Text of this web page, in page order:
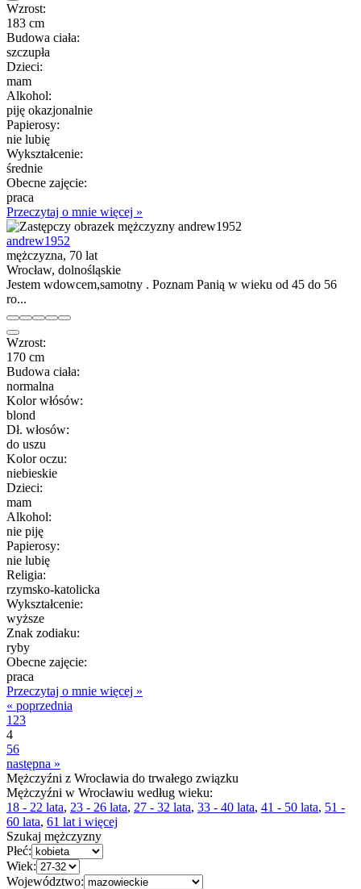
Wzrost:
183 cm
Budowa ciała:
szczupła
Dzieci:
mam
Alkohol:
piję okazjonalnie
Papierosy:
nie lubię
Wykształcenie:
średnie
Obecne zajęcie:
praca
Przeczytaj o mnie więcej »
andrew1952
mężczyzna, 70 lat
Wrocław, dolnośląskie
Jestem wdowcem,samotny . Poznam Panią w wieku od 45 do 56
ro...
Wzrost:
170 cm
Budowa ciała:
normalna
Kolor włósów:
blond
Dł. włosów:
do uszu
Kolor oczu:
niebieskie
Dzieci:
mam
Alkohol:
nie piję
Papierosy:
nie lubię
Religia:
rzymsko-katolicka
Wykształcenie:
wyższe
Znak zodiaku:
ryby
Obecne zajęcie:
praca
Przeczytaj o mnie więcej »
« poprzednia
1 23
4
56
następna »
Mężczyźni z Wrocławia do trwałego związku
Mężczyźni w Wrocławiu według wieku:
18 - 22 lata, 23 - 26 lata, 27 - 32 lata, 33 - 40 lata, 41 - 50 lata, 51 -
60 lata, 61 lat i więcej
Szukaj mężczyzny
Płeć:
Wiek:
Województwo: